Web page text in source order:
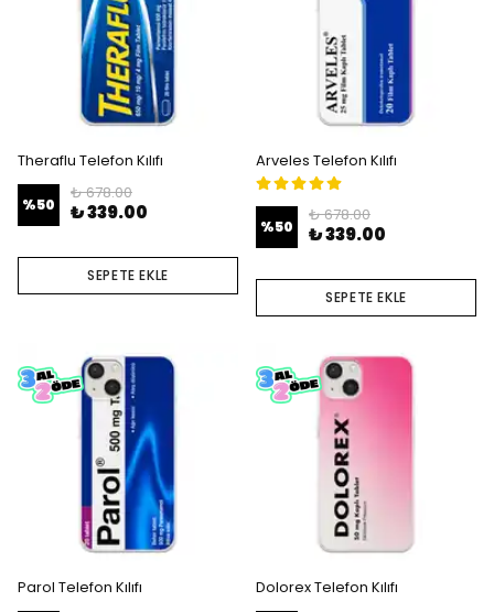
Theraflu Telefon Kılıfı
%50
₺ 678.00
₺ 339.00
SEPETE EKLE
Arveles Telefon Kılıfı
%50
₺ 678.00
₺ 339.00
SEPETE EKLE
Parol Telefon Kılıfı Dolorex Telefon Kılıfı